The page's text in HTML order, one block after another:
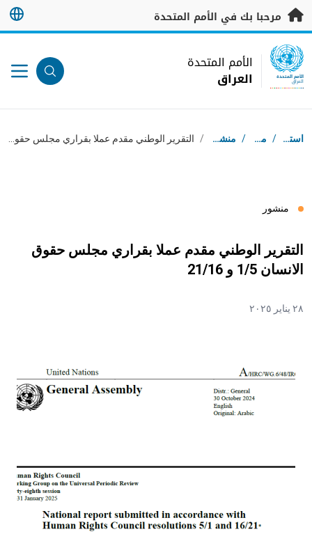
تخطى إلى المحتوى الرئيسي
مرحبا بك في الأمم المتحدة
UN Logo
الأمم المتحدة
العراق
الأمم المتحدة
العراق
مسار التنقل
استقبال / موارد / منشورات /
منشور
التقرير الوطني مقدم عملا بقراري مجلس حقوق
الانسان 1/5 و 21/16
٢٨ يناير ٢٠٢٥